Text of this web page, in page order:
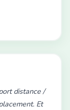
distance /
Et